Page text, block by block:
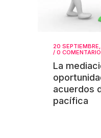
20
/ 0
La
acuerdos
pacífica